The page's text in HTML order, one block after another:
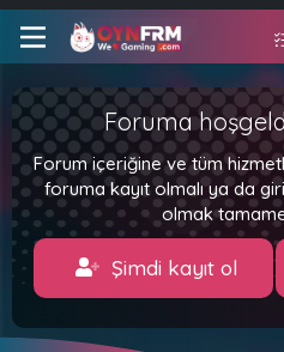
Foruma
Forum içeriğine ve tüm
foruma kayıt olmalı ya da
olmak
Şimdi kayıt ol